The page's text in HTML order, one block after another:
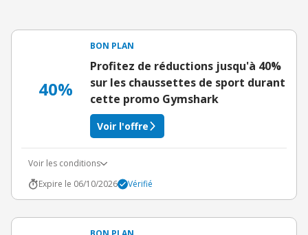
40%
BON PLAN
Profitez de réductions jusqu'à 40%
sur les chaussettes de sport durant
cette promo Gymshark
Voir l'offre
Voir les conditions
Expire le 06/10/2026
Vérifié